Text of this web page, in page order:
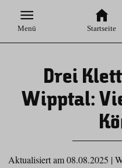
Menü Startseite
Drei
Wipptal:
Aktualisiert am 08.08.2025 |